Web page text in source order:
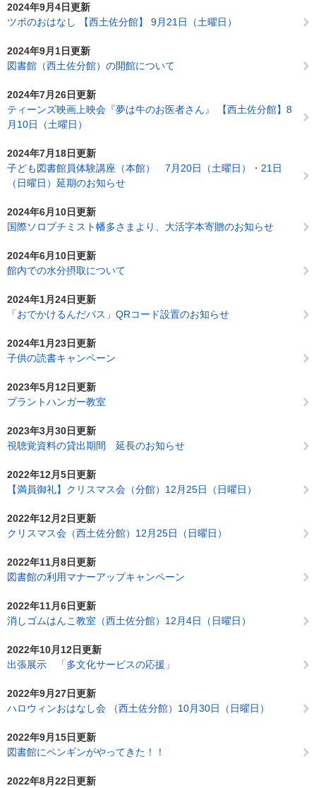
2024年9月4日更新
ツボのおはなし 【西土佐分館】 9月21日（土曜日）
2024年9月1日更新
図書館（西土佐分館）の開館について
2024年7月26日更新
ティーンズ映画上映会『夢は牛のお医者さん』 【西土佐分館】8
月10日（土曜日）
2024年7月18日更新
子ども図書館員体験講座（本館） 7月20日（土曜日）・21日
（日曜日）延期のお知らせ
2024年6月10日更新
国際ソロプチミスト幡多さまより、大活字本寄贈のお知らせ
2024年6月10日更新
館内での水分摂取について
2024年1月24日更新
「おでかけるんだパス」QRコード設置のお知らせ
2024年1月23日更新
子供の読書キャンペーン
2023年5月12日更新
プラントハンガー教室
2023年3月30日更新
視聴覚資料の貸出期間 延長のお知らせ
2022年12月5日更新
【満員御礼】クリスマス会（分館）12月25日（日曜日）
2022年12月2日更新
クリスマス会（西土佐分館）12月25日（日曜日）
2022年11月8日更新
図書館の利用マナーアップキャンペーン
2022年11月6日更新
消しゴムはんこ教室（西土佐分館）12月4日（日曜日）
2022年10月12日更新
出張展示 「多文化サービスの応援」
2022年9月27日更新
ハロウィンおはなし会 （西土佐分館）10月30日（日曜日）
2022年9月15日更新
図書館にペンギンがやってきた！！
2022年8月22日更新